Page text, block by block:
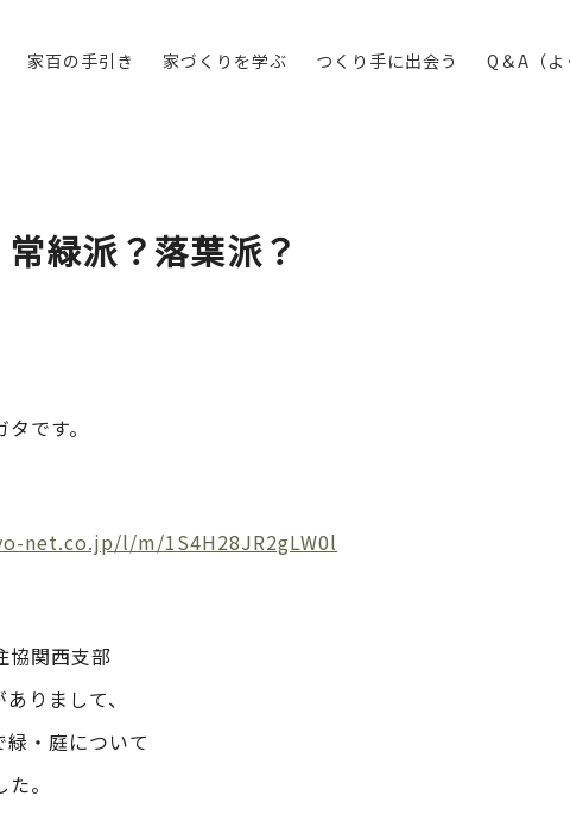
家百の手引き 家づくりを学ぶ つくり手に出会う Q＆A（よ
緑派？落葉派？
です。
net.co.jp/l/m/1S4H28JR2gLW0l
協関西支部
りまして、
・庭について
。